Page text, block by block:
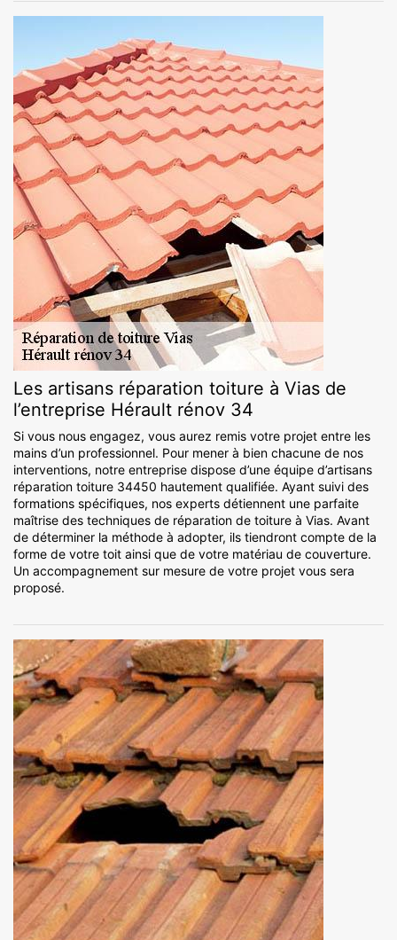
Les artisans réparation toiture à Vias de
l’entreprise Hérault rénov 34
Si vous nous engagez, vous aurez remis votre projet entre les
mains d’un professionnel. Pour mener à bien chacune de nos
interventions, notre entreprise dispose d’une équipe d’artisans
réparation toiture 34450 hautement qualifiée. Ayant suivi des
formations spécifiques, nos experts détiennent une parfaite
maîtrise des techniques de réparation de toiture à Vias. Avant
de déterminer la méthode à adopter, ils tiendront compte de la
forme de votre toit ainsi que de votre matériau de couverture.
Un accompagnement sur mesure de votre projet vous sera
proposé.